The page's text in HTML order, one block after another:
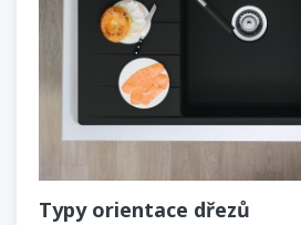
Typy orientace dřezů